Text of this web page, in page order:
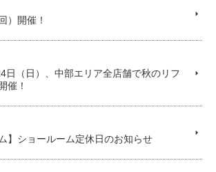
）開催！
日（日）、中部エリア全店舗で秋のリフ
催！
】ショールーム定休日のお知らせ